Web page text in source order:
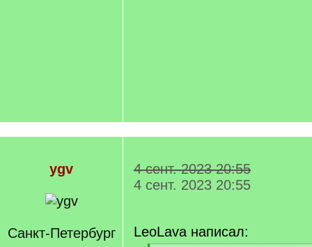
ygv
Санкт-Петербург
4 сент. 2023 20:55
4 сент. 2023 20:55
LeoLava написал: